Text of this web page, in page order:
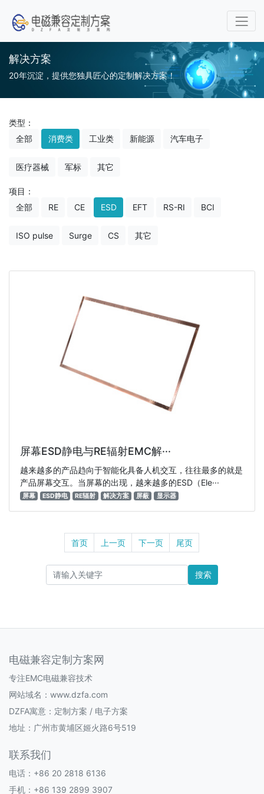
解决方案
20年沉淀，提供您独具匠心的定制解决方案！
类型：
全部
消费类 工业类 新能源 汽车电子
医疗器械 军标 其它
项目：
全部
RE CE ESD EFT RS-RI BCI
ISO pulse Surge CS 其它
屏幕ESD静电与RE辐射EMC解···
越来越多的产品趋向于智能化具备人机交互，往往最多的就是
产品屏幕交互。当屏幕的出现，越来越多的ESD（Ele···
屏幕 ESD静电 RE辐射 解决方案 屏蔽 显示器
首页 上一页 下一页 尾页
搜索
电磁兼容定制方案网
专注EMC电磁兼容技术
网站域名：www.dzfa.com
DZFA寓意：定制方案 / 电子方案
地址：广州市黄埔区姬火路6号519
联系我们
电话：+86 20 2818 6136
手机：+86 139 2899 3907